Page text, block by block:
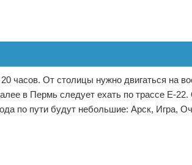
часов. От столицы нужно двигаться на
в Пермь следует ехать по трассе Е-
по пути будут небольшие: Арск, Игра,